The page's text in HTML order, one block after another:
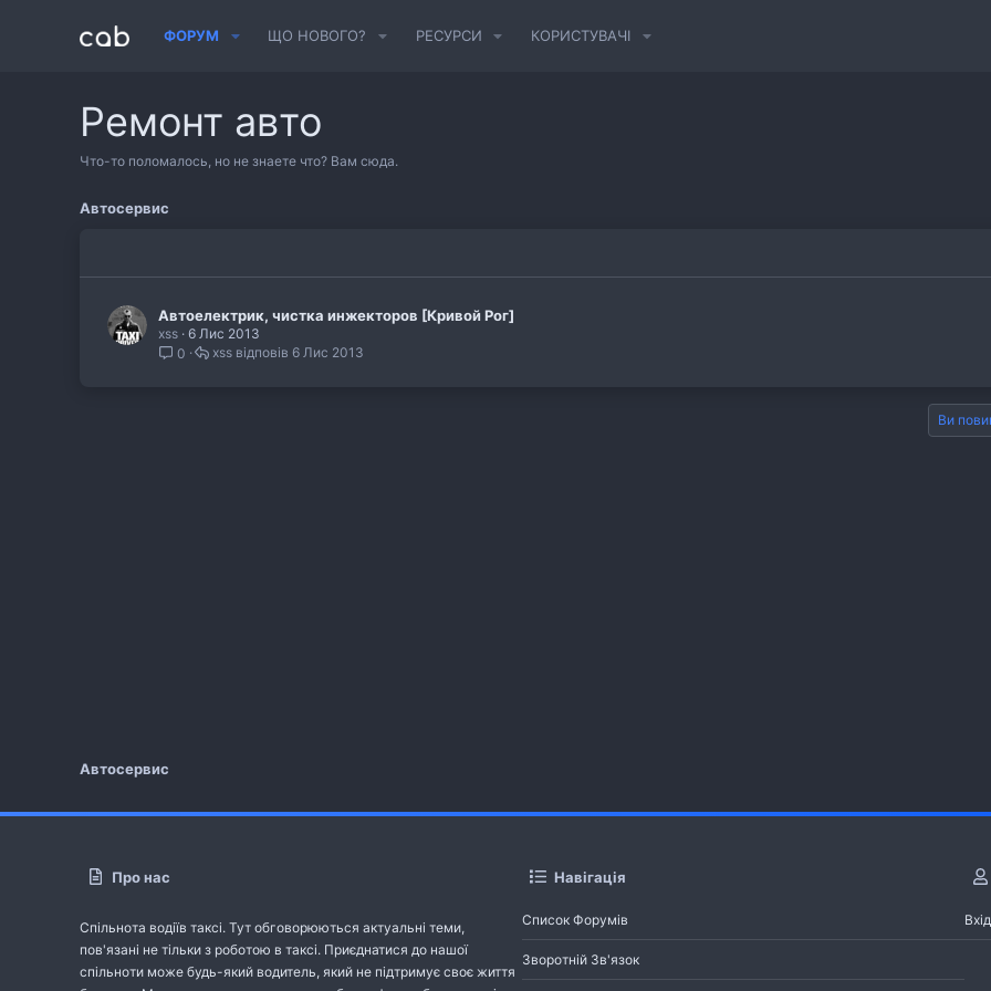
ФОРУМ ЩО НОВОГО? РЕСУРСИ КОРИСТУВАЧІ
Ремонт авто
Что-то поломалось, но не знаете что? Вам сюда.
Автосервис
Автоелектрик, чистка инжекторов [Кривой Рог]
xss 6 Лис 2013
0
6 Лис 2013
xss
Ви
Автосервис
Про нас
Спільнота водіїв таксі. Тут обговорюються актуальні теми,
пов'язані не тільки з роботою в таксі. Приєднатися до нашої
спільноти може будь-який водитель, який не підтримує своє життя
Навігація
Список Форумів
Зворотній Зв'язок
Вхід